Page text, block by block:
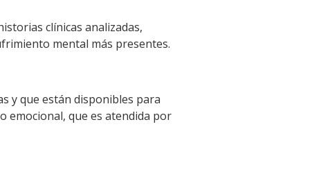
clínicas analizadas,
mental más presentes.
y que están disponibles para
emocional, que es atendida por